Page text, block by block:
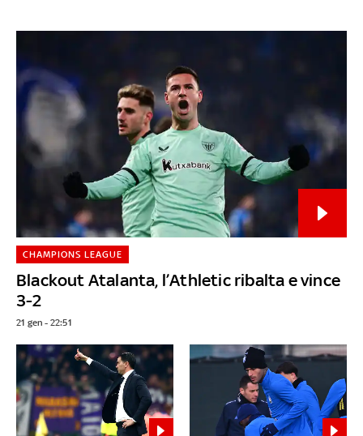
Blackout Atalanta, l’Athletic ribalta e vince
3-2
CHAMPIONS LEAGUE
21 gen - 22:51